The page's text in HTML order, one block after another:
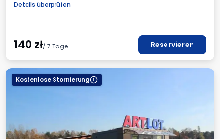
Mehrwertsteuerrechnung
Details überprüfen
140 zł/ 7 Tage Reservieren
Kostenlose Stornierung